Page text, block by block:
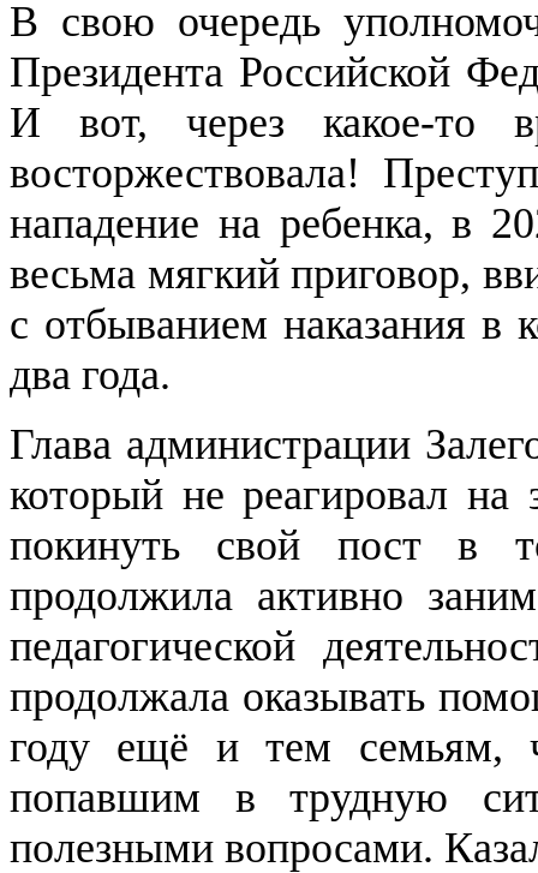
В свою очередь
Президента Российской
И вот, через какое-то
восторжествовала!
нападение на ребенка, в
весьма мягкий приговор,
с отбыванием наказания в
два года.
Глава администрации
который не реагировал
покинуть свой пост в
продолжила активно
педагогической
продолжала оказывать
году ещё и тем
попавшим в трудную
полезными вопросами.